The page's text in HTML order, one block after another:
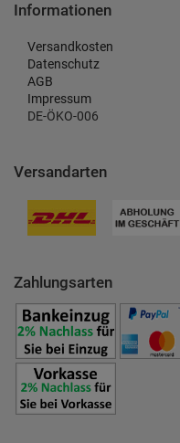
Informationen
Versandkosten
Datenschutz
AGB
Impressum
DE-ÖKO-006
Versandarten
Zahlungsarten